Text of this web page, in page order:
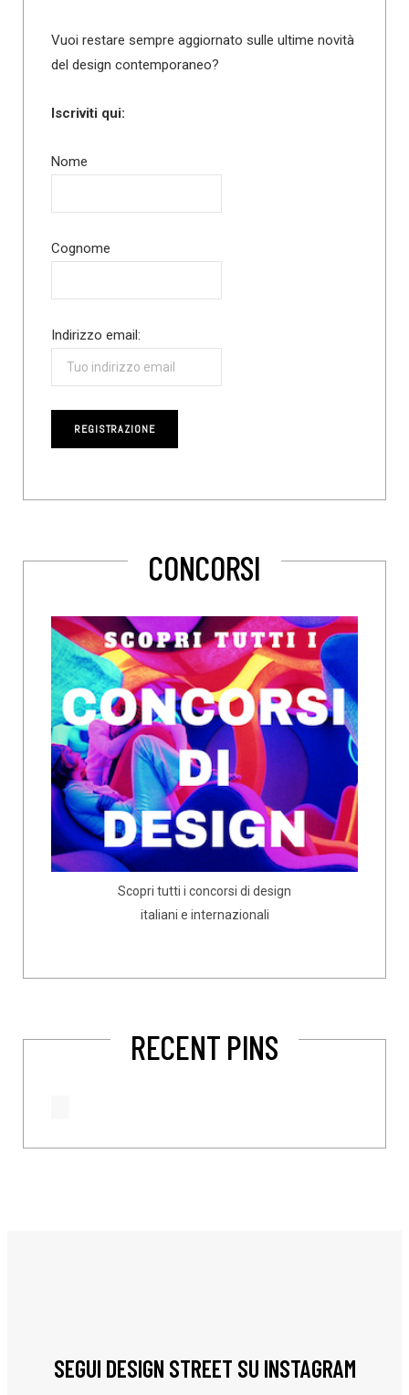
Vuoi restare sempre aggiornato sulle ultime novità
del design contemporaneo?
Iscriviti qui:
Nome
Cognome
Indirizzo email:
CONCORSI
Scopri tutti i concorsi di design
italiani e internazionali
RECENT PINS
SEGUI DESIGN STREET SU INSTAGRAM